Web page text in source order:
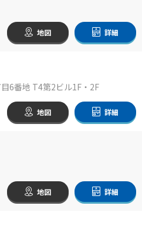
地図 詳細
6番地 T4第2ビル1F・2F
地図 詳細
地図 詳細